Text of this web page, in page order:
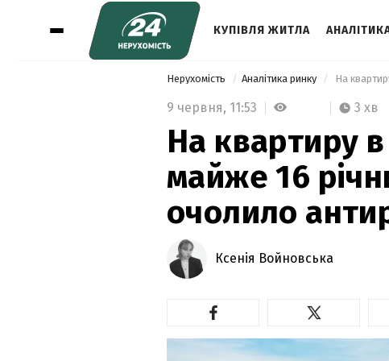
КУПІВЛЯ ЖИТЛА
Нерухомість Аналітика ринку
9 червня, 11:53 3 хв
На квартиру
майже 16
очолило
Ксенія Войновська